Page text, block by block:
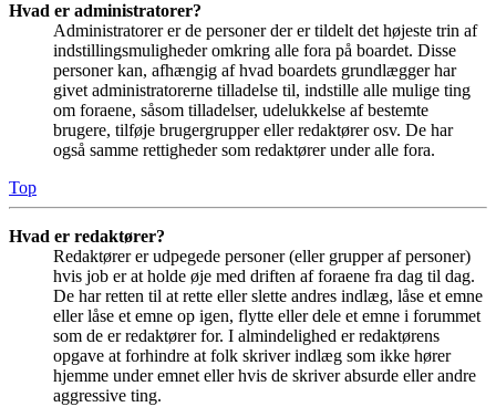
Hvad er administratorer?
Administratorer er de personer der er tildelt det højeste trin af
indstillingsmuligheder omkring alle fora på boardet. Disse
personer kan, afhængig af hvad boardets grundlægger har
givet administratorerne tilladelse til, indstille alle mulige ting
om foraene, såsom tilladelser, udelukkelse af bestemte
brugere, tilføje brugergrupper eller redaktører osv. De har
også samme rettigheder som redaktører under alle fora.
Top
Hvad er redaktører?
Redaktører er udpegede personer (eller grupper af personer)
hvis job er at holde øje med driften af foraene fra dag til dag.
De har retten til at rette eller slette andres indlæg, låse et emne
eller låse et emne op igen, flytte eller dele et emne i forummet
som de er redaktører for. I almindelighed er redaktørens
opgave at forhindre at folk skriver indlæg som ikke hører
hjemme under emnet eller hvis de skriver absurde eller andre
aggressive ting.